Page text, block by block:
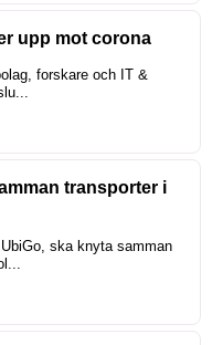
upp mot corona
forskare och IT &
transporter i
ska knyta samman